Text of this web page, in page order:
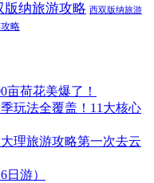
版纳旅游攻略 西双版纳旅游
略
亩荷花美爆了！
玩法全覆盖！11大核心
理旅游攻略第一次去云
游）